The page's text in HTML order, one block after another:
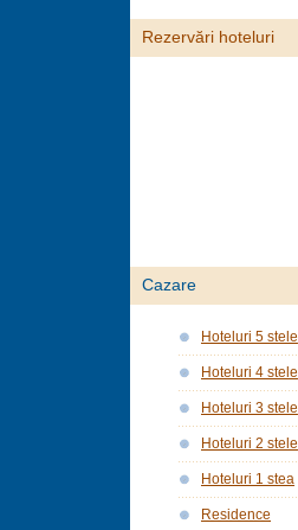
Rezervări hoteluri
Cazare
Hoteluri 5 stele
Hoteluri 4 stele
Hoteluri 3 stele
Hoteluri 2 stele
Hoteluri 1 stea
Residence